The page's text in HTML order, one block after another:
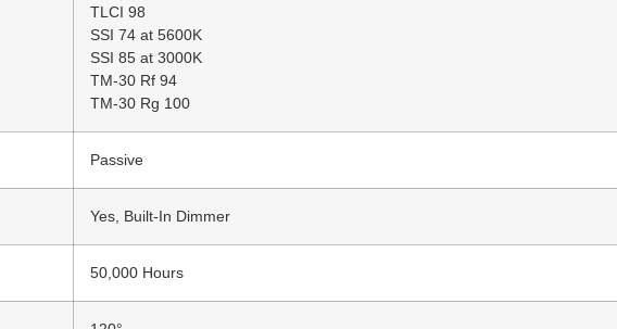
TLCI 98
SSI 74 at 5600K
SSI 85 at 3000K
TM-30 Rf 94
TM-30 Rg 100
Passive
Yes, Built-In Dimmer
50,000 Hours